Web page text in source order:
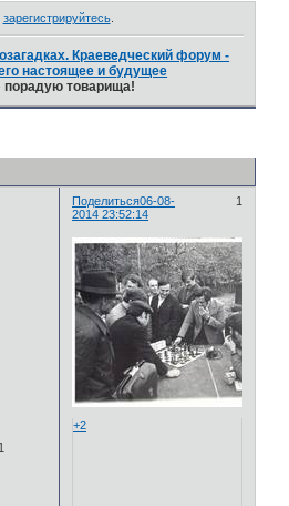
зарегистрируйтесь.
Краеведческий форум -
настоящее и будущее
порадую товарища!
Поделиться 1
06-08-
2014 23:52:14
+2